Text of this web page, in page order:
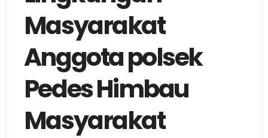
Masyarakat
Anggota polsek
Pedes Himbau
Masyarakat